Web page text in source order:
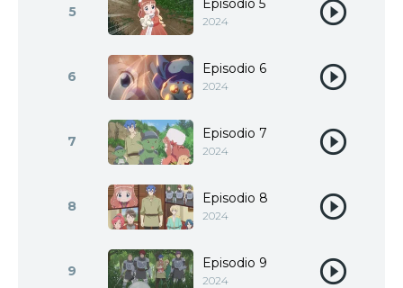
5 Episodio 5
2024
6 Episodio 6
2024
7 Episodio 7
2024
8 Episodio 8
2024
9 Episodio 9
2024